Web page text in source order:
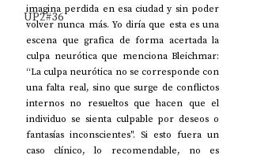
UP2#36
imagina perdida en esa ciudad y sin poder
volver nunca más. Yo diría que esta es una
escena que grafica de forma acertada la
culpa neurótica que menciona Bleichmar:
“La culpa neurótica no se corresponde con
una falta real, sino que surge de conflictos
internos no resueltos que hacen que el
individuo se sienta culpable por deseos o
fantasías inconscientes". Si esto fuera un
caso clínico, lo recomendable, no es